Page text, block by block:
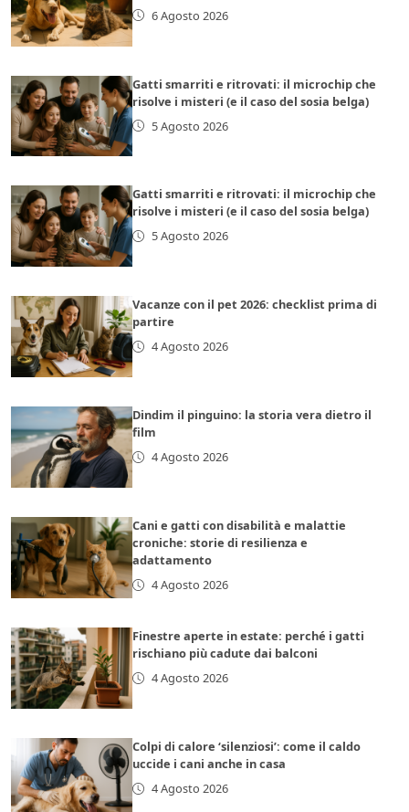
6 Agosto 2026
Gatti smarriti e ritrovati: il microchip che
risolve i misteri (e il caso del sosia belga)
5 Agosto 2026
Gatti smarriti e ritrovati: il microchip che
risolve i misteri (e il caso del sosia belga)
5 Agosto 2026
Vacanze con il pet 2026: checklist prima di
partire
4 Agosto 2026
Dindim il pinguino: la storia vera dietro il
film
4 Agosto 2026
Cani e gatti con disabilità e malattie
croniche: storie di resilienza e
adattamento
4 Agosto 2026
Finestre aperte in estate: perché i gatti
rischiano più cadute dai balconi
4 Agosto 2026
Colpi di calore ‘silenziosi’: come il caldo
uccide i cani anche in casa
4 Agosto 2026